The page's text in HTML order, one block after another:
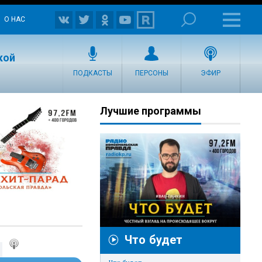
О НАС
ПОДКАСТЫ ПЕРСОНЫ ЭФИР
Лучшие программы
Что будет